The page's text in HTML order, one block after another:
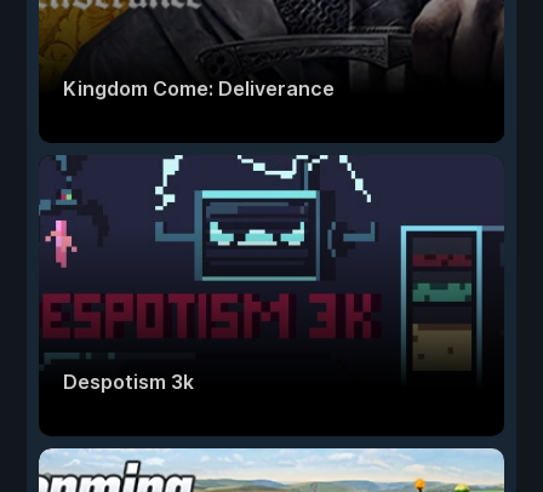
Kingdom Come: Deliverance
Despotism 3k